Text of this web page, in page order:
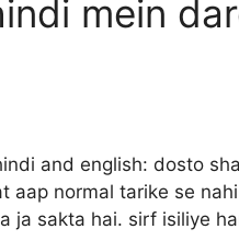
mein
and english: dosto
normal tarike se
ja sakta hai. sirf isiliye